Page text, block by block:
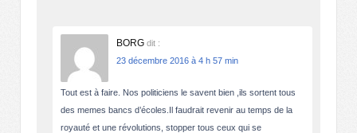
BORG dit :
23 décembre 2016 à 4 h 57 min
Tout est à faire. Nos politiciens le savent bien ,ils sortent tous
des memes bancs d’écoles.Il faudrait revenir au temps de la
royauté et une révolutions, stopper tous ceux qui se